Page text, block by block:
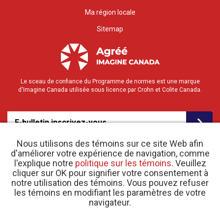
Nous utilisons des témoins sur ce site Web afin
d'améliorer votre expérience de navigation, comme
l'explique notre politique sur les témoins. Veuillez
cliquer sur OK pour signifier votre consentement à
notre utilisation des témoins. Vous pouvez refuser
les témoins en modifiant les paramètres de votre
navigateur.
Ma région locale
Sitemap
Le sceau de confiance du Programme de normes est une marque
d'Imagine Canada utilisée sous licence par Crohn et Colite Canada.
E-bulletin inscrivez-vous
© 2026 Crohn et Colite Canada |Politique de confidentialité